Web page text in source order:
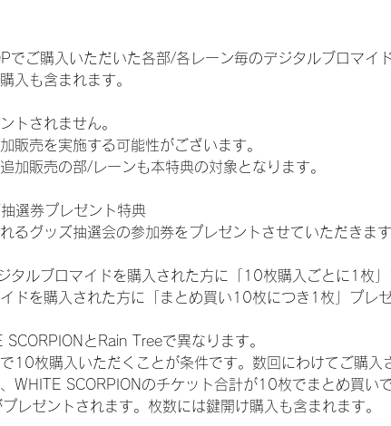
でご購入いただいた各部/各レーン毎のデジタルブロマイ
入も含まれます。
トされません。
販売を実施する可能性がございます。
加販売の部/レーンも本特典の対象となります。
選券プレゼント特典
るグッズ抽選会の参加券をプレゼントさせていただきます
ルブロマイドを購入された方に「10枚購入ごとに1枚」
ドを購入された方に「まとめ買い10枚につき1枚」プレ
とRain Treeで異なります。
10枚購入いただくことが条件です。数回にわけてご購入
WHITE SCORPIONのチケット合計が10枚でまとめ買い
レゼントされます。枚数には鍵開け購入も含まれます。